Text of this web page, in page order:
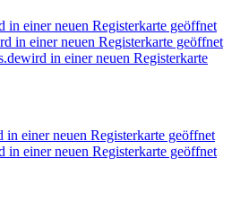
in einer neuen Registerkarte geöffnet
in einer neuen Registerkarte geöffnet
wird in einer neuen Registerkarte
in einer neuen Registerkarte geöffnet
in einer neuen Registerkarte geöffnet